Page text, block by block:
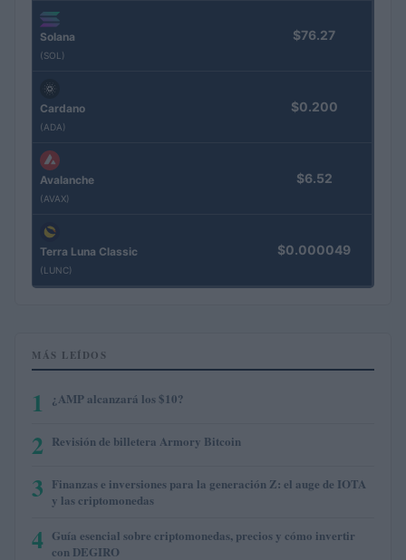
Solana
(SOL)
$76.27
Cardano
(ADA)
$0.200
Avalanche
(AVAX)
$6.52
Terra Luna Classic
(LUNC)
$0.000049
MÁS LEÍDOS
1 ¿AMP alcanzará los $10?
2 Revisión de billetera Armory Bitcoin
3 Finanzas e inversiones para la generación Z: el auge de IOTA
y las criptomonedas
4 Guía esencial sobre criptomonedas, precios y cómo invertir
con DEGIRO